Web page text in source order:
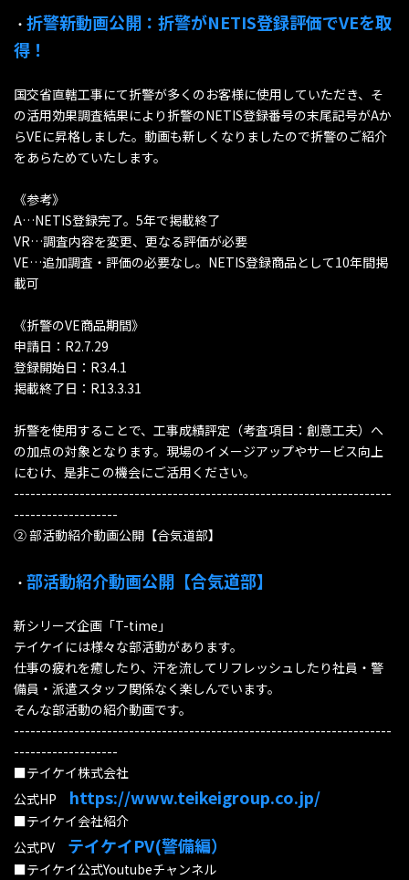
・ 折警新動画公開：折警がNETIS登録評価でVEを取
得！
国交省直轄工事にて折警が多くのお客様に使用していただき、そ
の活用効果調査結果により折警のNETIS登録番号の末尾記号がAか
らVEに昇格しました。動画も新しくなりましたので折警のご紹介
をあらためていたします。
《参考》
A…NETIS登録完了。5年で掲載終了
VR…調査内容を変更、更なる評価が必要
VE…追加調査・評価の必要なし。NETIS登録商品として10年間掲
載可
《折警のVE商品期間》
申請日：R2.7.29
登録開始日：R3.4.1
掲載終了日：R13.3.31
折警を使用することで、工事成績評定（考査項目：創意工夫）へ
の加点の対象となります。現場のイメージアップやサービス向上
にむけ、是非この機会にご活用ください。
---------------------------------------------------------------------
-------------------
② 部活動紹介動画公開【合気道部】
・ 部活動紹介動画公開【合気道部】
新シリーズ企画「T-time」
テイケイには様々な部活動があります。
仕事の疲れを癒したり、汗を流してリフレッシュしたり社員・警
備員・派遣スタッフ関係なく楽しんでいます。
そんな部活動の紹介動画です。
---------------------------------------------------------------------
-------------------
■テイケイ株式会社
公式HP https://www.teikeigroup.co.jp/
■テイケイ会社紹介
公式PV テイケイPV(警備編）
■テイケイ公式Youtubeチャンネル